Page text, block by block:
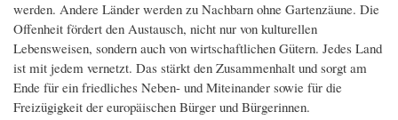
werden. Andere Länder werden zu Nachbarn ohne Gartenzäune. Die
Offenheit fördert den Austausch, nicht nur von kulturellen
Lebensweisen, sondern auch von wirtschaftlichen Gütern. Jedes Land
ist mit jedem vernetzt. Das stärkt den Zusammenhalt und sorgt am
Ende für ein friedliches Neben- und Miteinander sowie für die
Freizügigkeit der europäischen Bürger und Bürgerinnen.